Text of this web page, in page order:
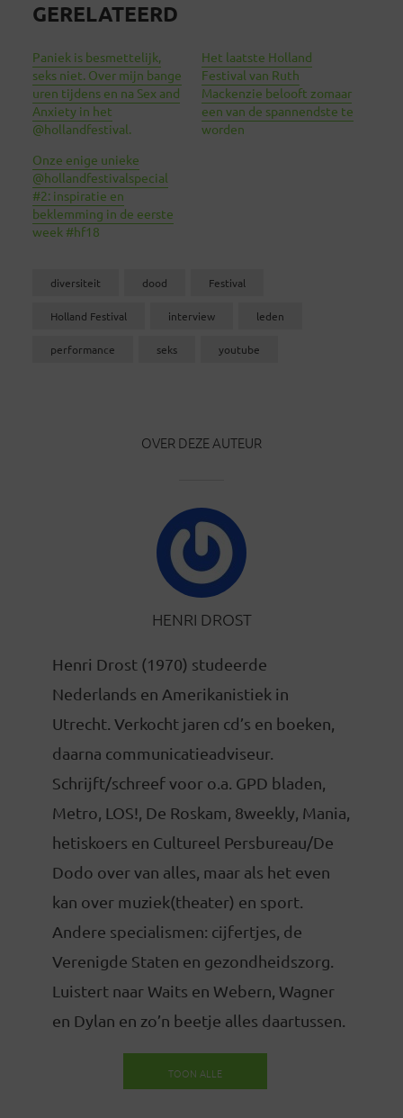
GERELATEERD
Paniek is besmettelijk,
seks niet. Over mijn bange
uren tijdens en na Sex and
Anxiety in het
@hollandfestival.
Het laatste Holland
Festival van Ruth
Mackenzie belooft zomaar
een van de spannendste te
worden
Onze enige unieke
@hollandfestivalspecial
#2: inspiratie en
beklemming in de eerste
week #hf18
diversiteit dood Festival
Holland Festival interview leden
performance seks youtube
OVER DEZE AUTEUR
HENRI DROST
Henri Drost (1970) studeerde
Nederlands en Amerikanistiek in
Utrecht. Verkocht jaren cd’s en boeken,
daarna communicatieadviseur.
Schrijft/schreef voor o.a. GPD bladen,
Metro, LOS!, De Roskam, 8weekly, Mania,
hetiskoers en Cultureel Persbureau/De
Dodo over van alles, maar als het even
kan over muziek(theater) en sport.
Andere specialismen: cijfertjes, de
Verenigde Staten en gezondheidszorg.
Luistert naar Waits en Webern, Wagner
en Dylan en zo’n beetje alles daartussen.
TOON ALLE